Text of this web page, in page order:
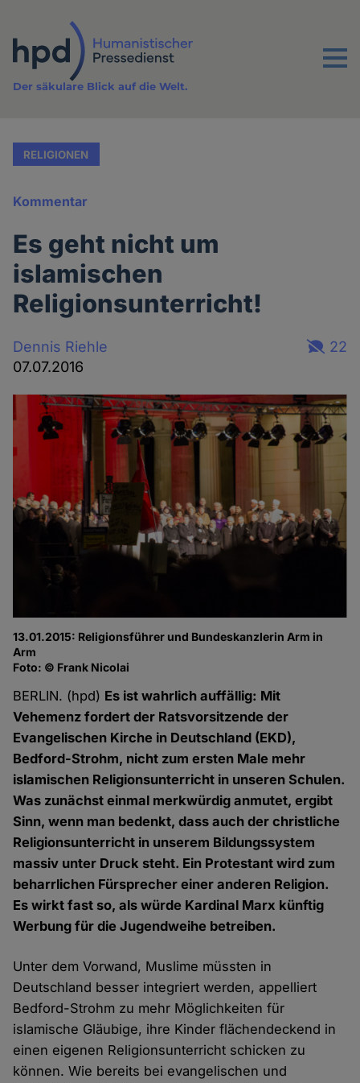
Inhalt
Menu
Der säkulare Blick auf die Welt.
RELIGIONEN
Kommentar
Es geht nicht um
islamischen
Religionsunterricht!
Dennis Riehle
07.07.2016
22
13.01.2015: Religionsführer und Bundeskanzlerin Arm in
Arm
Foto: © Frank Nicolai
BERLIN. (hpd) Es ist wahrlich auffällig: Mit
Vehemenz fordert der Ratsvorsitzende der
Evangelischen Kirche in Deutschland (EKD),
Bedford-Strohm, nicht zum ersten Male mehr
islamischen Religionsunterricht in unseren Schulen.
Was zunächst einmal merkwürdig anmutet, ergibt
Sinn, wenn man bedenkt, dass auch der christliche
Religionsunterricht in unserem Bildungssystem
massiv unter Druck steht. Ein Protestant wird zum
beharrlichen Fürsprecher einer anderen Religion.
Es wirkt fast so, als würde Kardinal Marx künftig
Werbung für die Jugendweihe betreiben.
Unter dem Vorwand, Muslime müssten in
Deutschland besser integriert werden, appelliert
Bedford-Strohm zu mehr Möglichkeiten für
islamische Gläubige, ihre Kinder flächendeckend in
einen eigenen Religionsunterricht schicken zu
können. Wie bereits bei evangelischen und